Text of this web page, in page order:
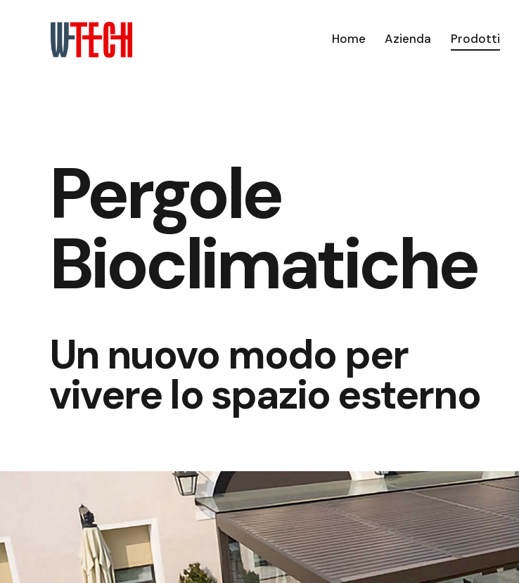
Home Azienda Prodotti
Pergole
Bioclimatiche
Un nuovo modo per
vivere lo spazio esterno